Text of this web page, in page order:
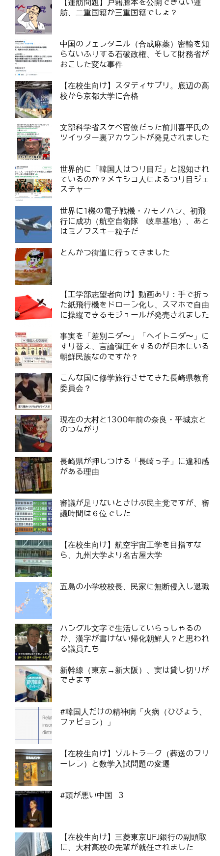
【蓮舫問題】戸籍謄本を公開できない蓮
舫、二重国籍か三重国籍でしょ？
中国のフェンタニル（合成麻薬）密輸を知
らないふりする石破政権、そして財務省が
おこした変な事件
【在校生向け】スタディサプリ。底辺の高
校から京都大学に合格
文部科学省スケベ官僚だった前川喜平氏の
ツイッター裏アカウントが発見されました
世界的に「韓国人はつり目だ」と認知され
ているのか？メキシコ人によるつり目ジェ
スチャー
世界に1機の電子戦機・カモノハシ、初飛
行に成功（航空自衛隊 岐阜基地）、あと
はミノフスキー粒子だ
とんかつ街道に行ってきました
【工学部志望者向け】動画あり：手で折っ
た紙飛行機をドローン化し、スマホで自由
に操縦できるモジュールが発売されました
事実を「差別ニダ〜」「ヘイトニダ〜」に
すり替え、言論弾圧をするのが日本にいる
朝鮮民族なのですか？
こんな国に修学旅行させてきた長崎県教育
委員会？
現在の大村と1300年前の奈良・平城京と
のつながり
長崎県が押しつける「長崎っ子」に違和感
がある理由
審議が足りないとさけぶ民主党ですが、審
議時間は６位でした
【在校生向け】航空宇宙工学を目指すな
ら、九州大学より名古屋大学
五島の小学校校長、民家に無断侵入し退職
ハングル文字で生活していらっしゃるの
か、漢字が書けない帰化朝鮮人？と思われ
る議員たち
新幹線（東京→新大阪）、実は貸し切りが
できます
#韓国人だけの精神病「火病（ひびょう、
ファビョン）」
【在校生向け】ゾルトラーク（葬送のフリ
ーレン）と数学入試問題の変遷
#頭が悪い中国 3
【在校生向け】三菱東京UFJ銀行の副頭取
に、大村高校の先輩が就任されました